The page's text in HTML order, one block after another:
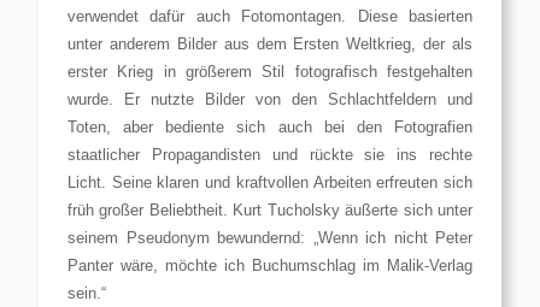
verwendet dafür auch Fotomontagen. Diese basierten
unter anderem Bilder aus dem Ersten Weltkrieg, der als
erster Krieg in größerem Stil fotografisch festgehalten
wurde. Er nutzte Bilder von den Schlachtfeldern und
Toten, aber bediente sich auch bei den Fotografien
staatlicher Propagandisten und rückte sie ins rechte
Licht. Seine klaren und kraftvollen Arbeiten erfreuten sich
früh großer Beliebtheit. Kurt Tucholsky äußerte sich unter
seinem Pseudonym bewundernd: „Wenn ich nicht Peter
Panter wäre, möchte ich Buchumschlag im Malik-Verlag
sein.“